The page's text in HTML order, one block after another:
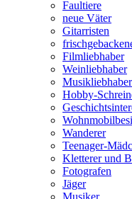
Faultiere
neue Väter
Gitarristen
Filmliebhaber
Weinliebhaber
Musikliebhaber
Hobby-
Wanderer
Teenager-
Kletterer und
Fotografen
Jäger
Musiker